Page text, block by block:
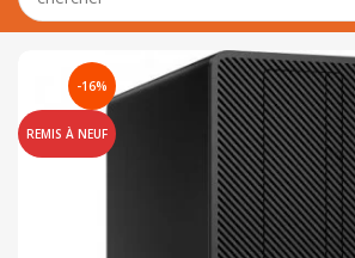
-16%
REMIS À NEUF